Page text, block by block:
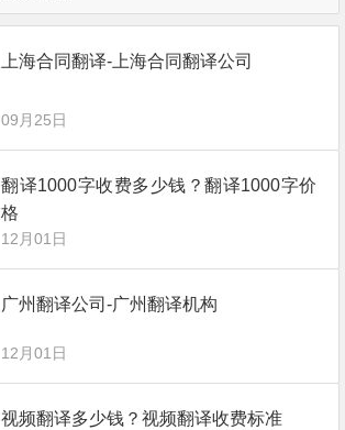
上海合同翻译-上海合同翻译公司
09月25日
翻译1000字收费多少钱？翻译1000字价
格
12月01日
广州翻译公司-广州翻译机构
12月01日
视频翻译多少钱？视频翻译收费标准